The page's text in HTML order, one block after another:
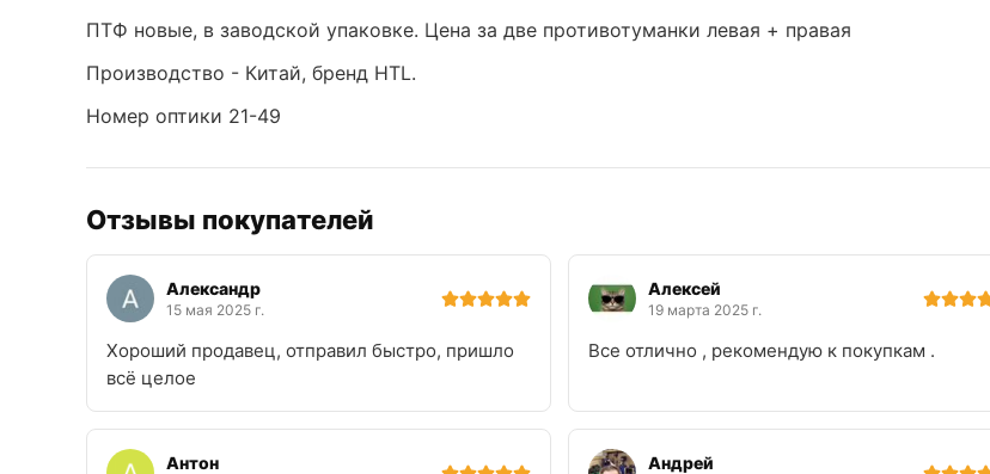
ПТФ новые, в заводской упаковке. Цена за две противотуманки левая + правая
Производство - Китай, бренд HTL.
Номер оптики 21-49
Отзывы покупателей
Александр
15 мая 2025 г.
Хороший продавец, отправил быстро, пришло
всё целое
Алексей
19 марта 2025 г.
Все отлично , рекомендую к покупкам .
Антон Андрей